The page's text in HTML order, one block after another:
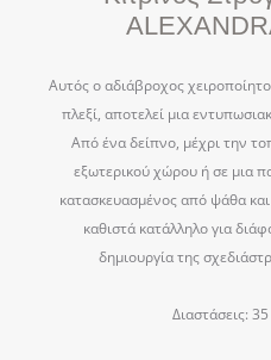
Αυτός ο αδιάβροχος
πλεξί, αποτελεί μια
Από ένα δείπνο, μέχρι την
εξωτερικού χώρου ή σε μια
κατασκευασμένος από ψάθα
καθιστά κατάλληλο για
δημιουργία της
Διαστάσεις: